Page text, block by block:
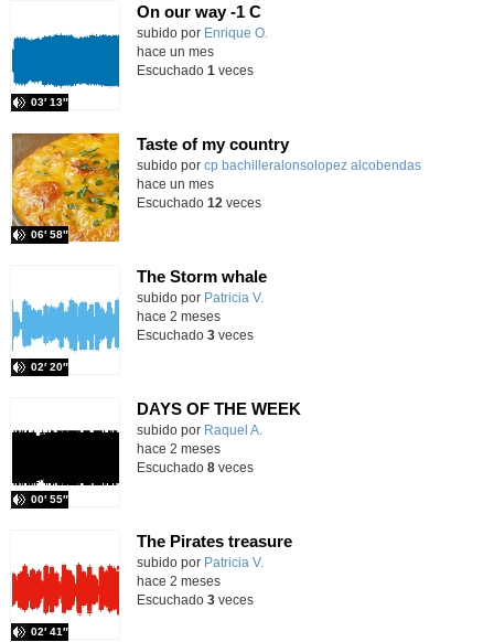
On our way -1 C
Contenido educativo.
subido por Enrique O.
03′ 13″
hace un mes
Escuchado 1 veces
Taste of my country
Contenido educativo.
subido por cp bachilleralonsolopez alcobendas
06′ 58″
-
hace un mes
Escuchado 12 veces
The Storm whale
Contenido educativo.
subido por Patricia V.
02′ 20″
hace 2 meses
Escuchado 3veces
DAYS OF THE WEEK
Contenido educativo.
subido por Raquel A.
00′ 55″
hace 2 meses
Escuchado 8veces
The Pirates treasure
Contenido educativo.
subido por Patricia V.
02′ 41″
hace 2 meses
Escuchado 3veces